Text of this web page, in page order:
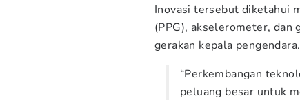
Inovasi tersebut diketahui
(PPG), akselerometer,
gerakan kepala pengendara.
“Perkembangan
peluang besar untuk